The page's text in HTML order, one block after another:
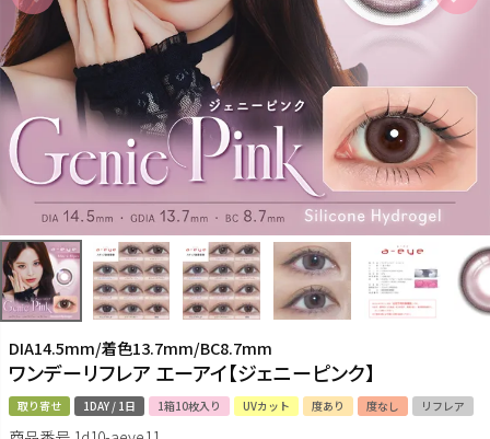
DIA14.5mm/着色13.7mm/BC8.7mm
ワンデーリフレア エーアイ【ジェニーピンク】
取り寄せ 1DAY / 1日 1箱10枚入り UVカット 度あり 度なし リフレア